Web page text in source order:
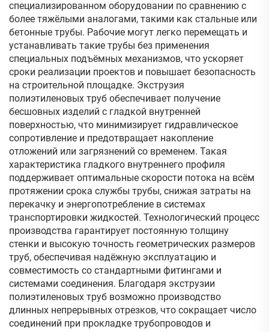
специализированном оборудовании по сравнению с
более тяжёлыми аналогами, такими как стальные или
бетонные трубы. Рабочие могут легко перемещать и
устанавливать такие трубы без применения
специальных подъёмных механизмов, что ускоряет
сроки реализации проектов и повышает безопасность
на строительной площадке. Экструзия
полиэтиленовых труб обеспечивает получение
бесшовных изделий с гладкой внутренней
поверхностью, что минимизирует гидравлическое
сопротивление и предотвращает накопление
отложений или загрязнений со временем. Такая
характеристика гладкого внутреннего профиля
поддерживает оптимальные скорости потока на всём
протяжении срока службы трубы, снижая затраты на
перекачку и энергопотребление в системах
транспортировки жидкостей. Технологический процесс
производства гарантирует постоянную толщину
стенки и высокую точность геометрических размеров
труб, обеспечивая надёжную эксплуатацию и
совместимость со стандартными фитингами и
системами соединения. Благодаря экструзии
полиэтиленовых труб возможно производство
длинных непрерывных отрезков, что сокращает число
соединений при прокладке трубопроводов и